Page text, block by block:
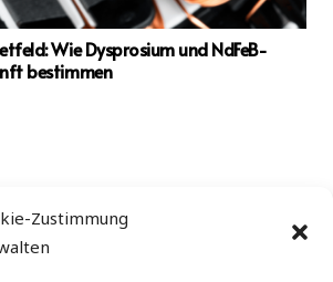
Zustimmung
Wie Dysprosium und NdFeB-
bestimmen
San Gottardo 10 |CH-6900 Lugano